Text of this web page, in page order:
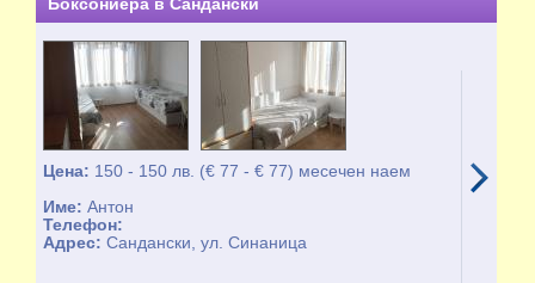
Цена: 150 - 150 лв. (€ 77 - € 77) месечен наем
Име:Антон
Телефон:
Адрес:Сандански, ул. Синаница